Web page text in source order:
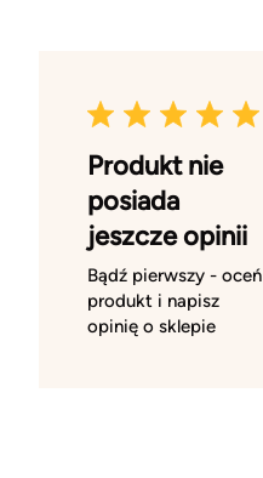
Produkt nie
posiada
jeszcze opinii
Bądź pierwszy - oceń
produkt i napisz
opinię o sklepie